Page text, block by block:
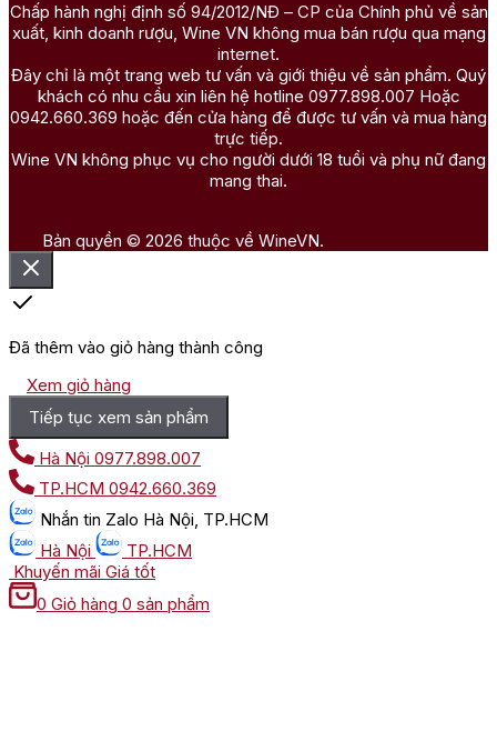
Chấp hành nghị định số 94/2012/NĐ – CP của Chính phủ về sản
xuất, kinh doanh rượu, Wine VN không mua bán rượu qua mạng
internet.
Đây chỉ là một trang web tư vấn và giới thiệu về sản phẩm. Quý
khách có nhu cầu xin liên hệ hotline 0977.898.007 Hoặc
0942.660.369 hoặc đến cửa hàng để được tư vấn và mua hàng
trực tiếp.
Wine VN không phục vụ cho người dưới 18 tuổi và phụ nữ đang
mang thai.
Bản quyền © 2026 thuộc về WineVN.
Đã thêm vào giỏ hàng thành công
Xem giỏ hàng
Tiếp tục xem sản phẩm
Hà Nội 0977.898.007
TP.HCM 0942.660.369
Nhắn tin Zalo Hà Nội, TP.HCM
Hà Nội
TP.HCM
Khuyến mãi Giá tốt
0 Giỏ hàng 0 sản phẩm